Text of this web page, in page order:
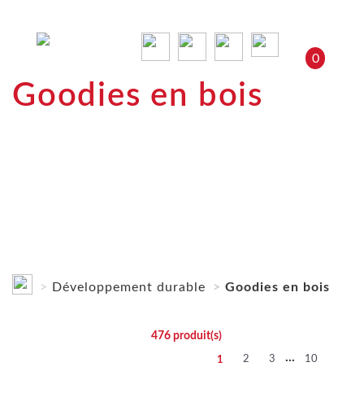
0
Goodies en bois
Développement durable Goodies en bois
476produit(s)
1 2 3 ... 10